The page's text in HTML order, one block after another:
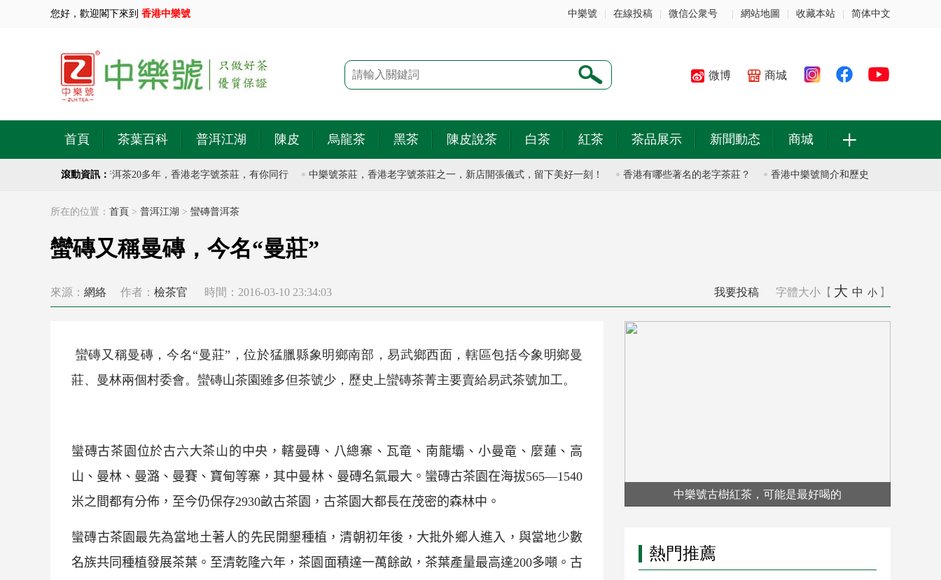
您好，歡迎閣下來到 香港中樂號 中樂號 在線投稿 微信公衆号 網站地圖 收藏本站 简体中文
微博 商城
首頁 茶葉百科 普洱江湖 陳皮 烏龍茶 黑茶 陳皮說茶 白茶 紅茶 茶品展示 新聞動态 商城 +
滾動資訊：
茶莊，專注於古樹普洱茶20多年，香港老字號茶莊，有你同行 中樂號茶莊，香港老字號茶莊之一，新店開張儀式，留下美好一刻！ 香港有哪些著名的老字茶莊？ 香港中樂號簡介和歷史
所在的位置： 首頁 > 普洱江湖 > 蠻磚普洱茶
蠻磚又稱曼磚，今名“曼莊”
來源： 網絡 作者： 檢茶官 時間：2016-03-10 23:34:03 我要投稿 字體大小【 大 中 小 】
蠻磚又稱曼磚，今名“曼莊”，位於猛臘縣象明鄉南部，易武鄉西面，轄區包括今象明鄉曼
莊、曼林兩個村委會。 蠻磚山茶園雖多但茶號少，歷史上蠻磚茶菁主要賣給易武茶號加工。
蠻磚古茶園位於古六大茶山 的中央，轄曼磚、八總寨、瓦竜、南龍壩、小曼竜、麼蓮、高
山、曼林、曼潞、曼賽、寶甸等寨，其中曼林、曼磚名氣最大。 蠻磚古茶園在海拔565—1540
米之間都有分佈，至今仍保存2930畝古茶園，古茶園大都長在茂密的森林中。
蠻磚古茶園最先為當地土著人的先民開墾種植，清朝初年後，大批外鄉人進入，與當地少數
名族共同種植發展茶葉。至清乾隆六年，茶園面積達一萬餘畝，茶葉產量最高達200多噸。古
中樂號古樹紅茶，可能是最好喝的
熱門推薦